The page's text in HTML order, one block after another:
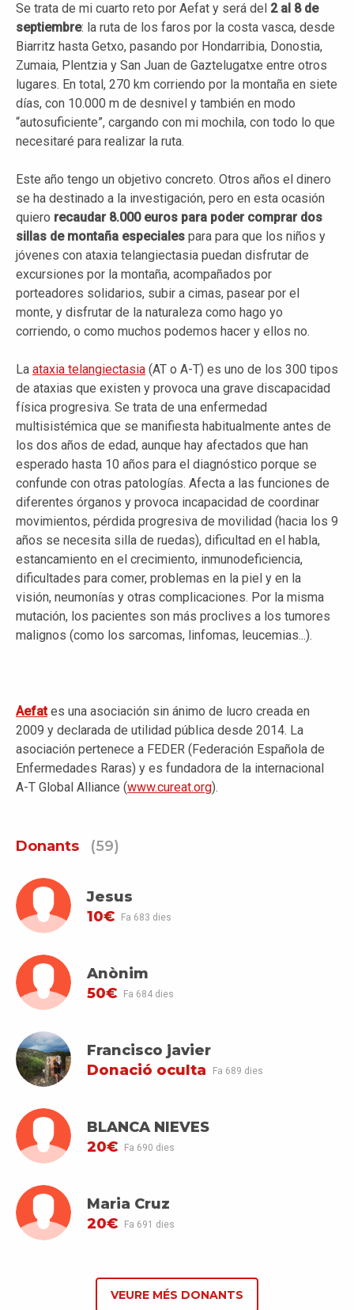
Se trata de mi cuarto reto por Aefat y será del 2 al 8 de
septiembre: la ruta de los faros por la costa vasca, desde
Biarritz hasta Getxo, pasando por Hondarribia, Donostia,
Zumaia, Plentzia y San Juan de Gaztelugatxe entre otros
lugares. En total, 270 km corriendo por la montaña en siete
días, con 10.000 m de desnivel y también en modo
“autosuficiente”, cargando con mi mochila, con todo lo que
necesitaré para realizar la ruta.
Este año tengo un objetivo concreto. Otros años el dinero
se ha destinado a la investigación, pero en esta ocasión
quiero recaudar 8.000 euros para poder comprar dos
sillas de montaña especiales para para que los niños y
jóvenes con ataxia telangiectasia puedan disfrutar de
excursiones por la montaña, acompañados por
porteadores solidarios, subir a cimas, pasear por el
monte, y disfrutar de la naturaleza como hago yo
corriendo, o como muchos podemos hacer y ellos no.
La ataxia telangiectasia (AT o A-T) es uno de los 300 tipos
de ataxias que existen y provoca una grave discapacidad
física progresiva. Se trata de una enfermedad
multisistémica que se manifiesta habitualmente antes de
los dos años de edad, aunque hay afectados que han
esperado hasta 10 años para el diagnóstico porque se
confunde con otras patologías. Afecta a las funciones de
diferentes órganos y provoca incapacidad de coordinar
movimientos, pérdida progresiva de movilidad (hacia los 9
años se necesita silla de ruedas), dificultad en el habla,
estancamiento en el crecimiento, inmunodeficiencia,
dificultades para comer, problemas en la piel y en la
visión, neumonías y otras complicaciones. Por la misma
mutación, los pacientes son más proclives a los tumores
malignos (como los sarcomas, linfomas, leucemias...).
Aefates una asociación sin ánimo de lucro creada en
2009 y declarada de utilidad pública desde 2014. La
asociación pertenece a FEDER (Federación Española de
Enfermedades Raras) y es fundadora de la internacional
A-T Global Alliance (www.cureat.org).
Donants (59)
Jesus
10€
Fa 683 dies
Anònim
50€
Fa 684 dies
Francisco javier
Donació oculta
Fa 689 dies
BLANCA NIEVES
20€
Fa 690 dies
Maria Cruz
20€
Fa 691 dies
VEURE MÉS DONANTS